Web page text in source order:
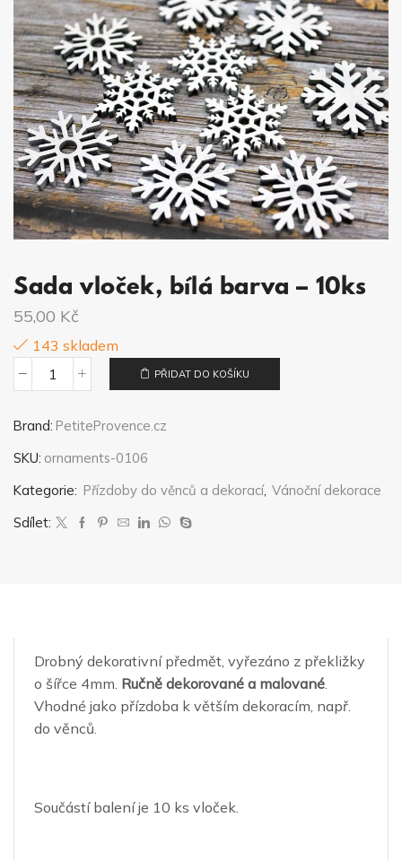
Sada vloček, bílá barva – 10ks
55,00 Kč
143 skladem
Sada
bílá
barva
-
PŘIDAT DO KOŠÍKU
Brand: PetiteProvence.cz
SKU: ornaments-0106
Kategorie: Přízdoby do věnců a dekorací, Vánoční dekorace
Sdílet:
Drobný dekorativní předmět, vyřezáno z překližky
o šířce 4mm. Ručně dekorované a malované.
Vhodné jako přízdoba k větším dekoracím, např.
do věnců.
Součástí balení je 10 ks vloček.